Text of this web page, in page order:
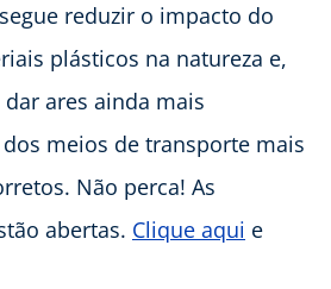
reduzir o impacto do
plásticos na natureza e,
ares ainda mais
meios de transporte mais
Não perca! As
abertas. Clique aqui e